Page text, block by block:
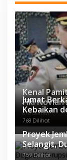
Kenal
Fiki Novian
Karawang
878 Dilihat
Jumat
Kebaikan
768 Dilihat
Proyek
Selangit,
759 Dilihat